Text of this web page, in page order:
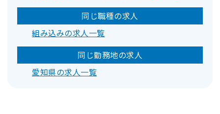
同じ職種の求人
組み込みの求人一覧
同じ勤務地の求人
愛知県の求人一覧